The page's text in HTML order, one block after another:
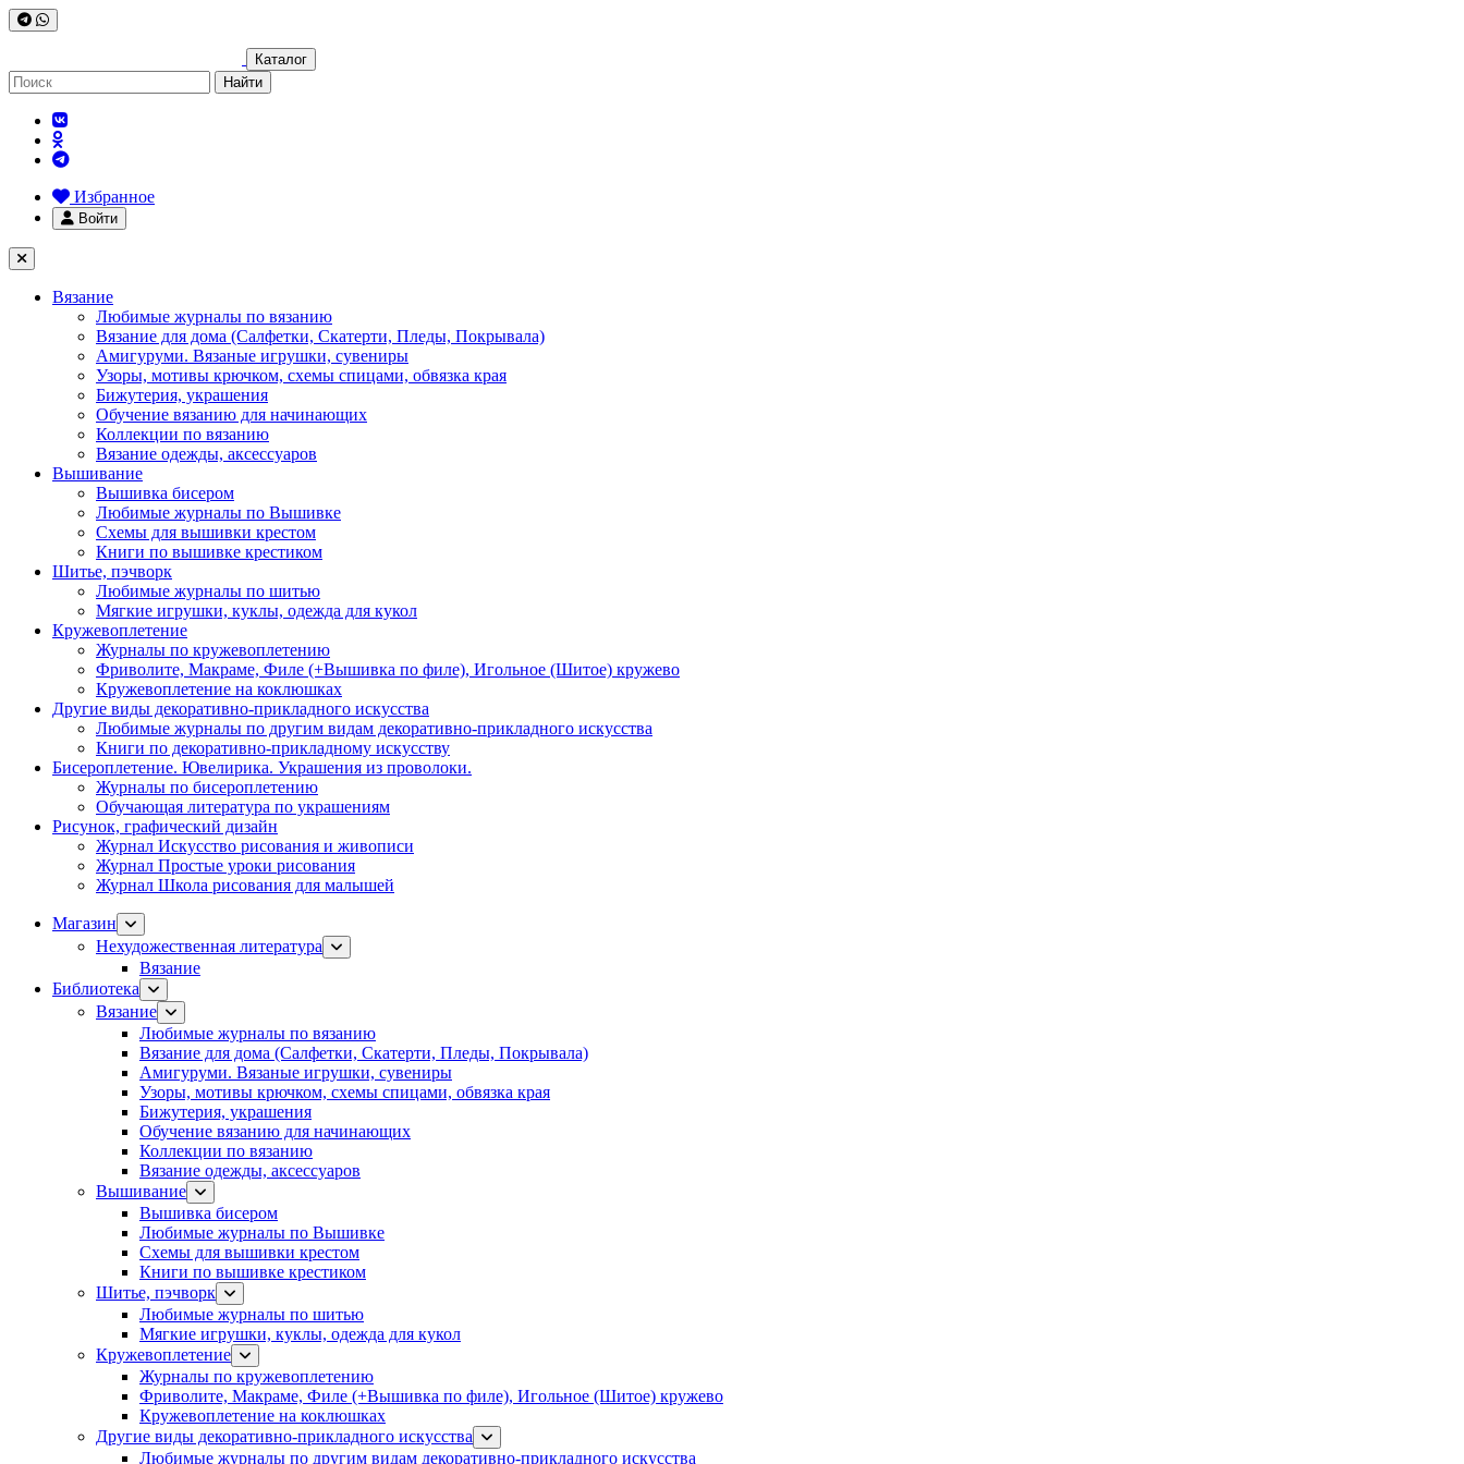
Каталог
Найти
Избранное
Войти
Вязание
Любимые журналы по вязанию
Вязание для дома (Салфетки, Скатерти, Пледы, Покрывала)
Амигуруми. Вязаные игрушки, сувениры
Узоры, мотивы крючком, схемы спицами, обвязка края
Бижутерия, украшения
Обучение вязанию для начинающих
Коллекции по вязанию
Вязание одежды, аксессуаров
Вышивание
Вышивка бисером
Любимые журналы по Вышивке
Схемы для вышивки крестом
Книги по вышивке крестиком
Шитье, пэчворк
Любимые журналы по шитью
Мягкие игрушки, куклы, одежда для кукол
Кружевоплетение
Журналы по кружевоплетению
Фриволите, Макраме, Филе (+Вышивка по филе), Игольное (Шитое) кружево
Кружевоплетение на коклюшках
Другие виды декоративно-прикладного искусства
Любимые журналы по другим видам декоративно-прикладного искусства
Книги по декоративно-прикладному искусству
Бисероплетение. Ювелирика. Украшения из проволоки.
Журналы по бисероплетению
Обучающая литература по украшениям
Рисунок, графический дизайн
Журнал Искусство рисования и живописи
Журнал Простые уроки рисования
Журнал Школа рисования для малышей
Магазин
Нехудожественная литература
Вязание
Библиотека
Вязание
Любимые журналы по вязанию
Вязание для дома (Салфетки, Скатерти, Пледы, Покрывала)
Амигуруми. Вязаные игрушки, сувениры
Узоры, мотивы крючком, схемы спицами, обвязка края
Бижутерия, украшения
Обучение вязанию для начинающих
Коллекции по вязанию
Вязание одежды, аксессуаров
Вышивание
Вышивка бисером
Любимые журналы по Вышивке
Схемы для вышивки крестом
Книги по вышивке крестиком
Шитье, пэчворк
Любимые журналы по шитью
Мягкие игрушки, куклы, одежда для кукол
Кружевоплетение
Журналы по кружевоплетению
Фриволите, Макраме, Филе (+Вышивка по филе), Игольное (Шитое) кружево
Кружевоплетение на коклюшках
Другие виды декоративно-прикладного искусства
Любимые журналы по другим видам декоративно-прикладного искусства